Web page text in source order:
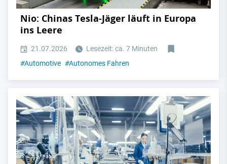
Nio: Chinas Tesla-Jäger läuft in Europa
ins Leere
21.07.2026
Lesezeit: ca. 7 Minuten
#Automotive #Autonomes Fahren